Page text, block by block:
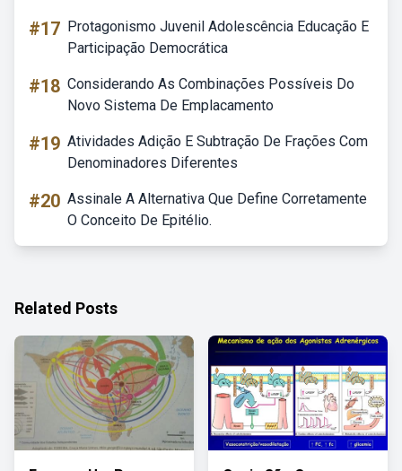
#17 Protagonismo Juvenil Adolescência Educação E
Participação Democrática
#18 Considerando As Combinações Possíveis Do
Novo Sistema De Emplacamento
#19 Atividades Adição E Subtração De Frações Com
Denominadores Diferentes
#20 Assinale A Alternativa Que Define Corretamente
O Conceito De Epitélio.
Related Posts